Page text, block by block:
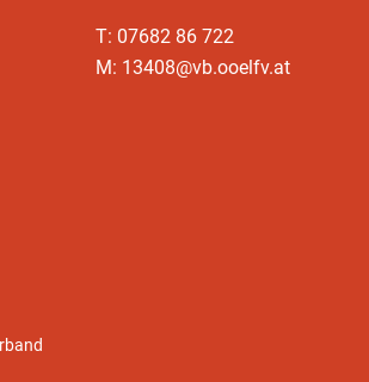
T: 07682 86 722
M: 13408@vb.ooelfv.at